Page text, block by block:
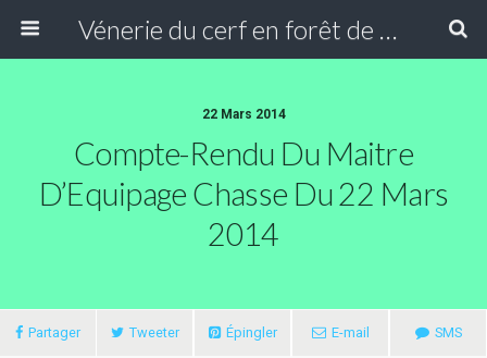
Vénerie du cerf en forêt de Compiègne
22 Mars 2014
Compte-Rendu Du Maitre
D’Equipage Chasse Du 22 Mars
2014
Partager Tweeter Épingler E-mail SMS